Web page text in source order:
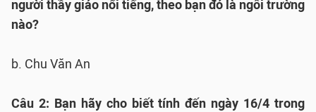
người thầy giáo nổi tiếng, theo bạn đó là ngôi trường
nào?
b. Chu Văn An
Câu 2: Bạn hãy cho biết tính đến ngày 16/4 trong